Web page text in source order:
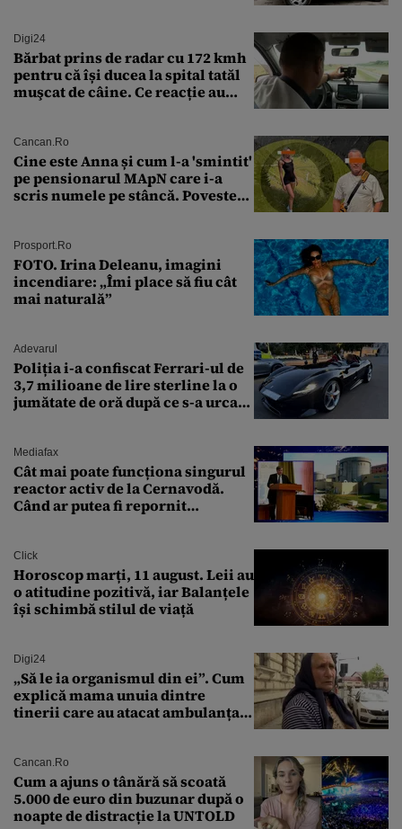
Digi24
Bărbat prins de radar cu 172 kmh
pentru că își ducea la spital tatăl
muşcat de câine. Ce reacție au
Cancan.ro
Cine este Anna și cum l-a 'smintit'
pe pensionarul MApN care i-a
scris numele pe stâncă. Povestea
Transfăgărășan
Prosport.ro
FOTO. Irina Deleanu, imagini
incendiare: „Îmi place să fiu cât
mai naturală”
Adevarul
Poliția i-a confiscat Ferrari-ul de
3,7 milioane de lire sterline la o
jumătate de oră după ce s-a urcat
Mediafax
Cât mai poate funcționa singurul
reactor activ de la Cernavodă.
Când ar putea fi repornit
Click
Horoscop marți, 11 august. Leii au
o atitudine pozitivă, iar Balanțele
își schimbă stilul de viață
Digi24
„Să le ia organismul din ei”. Cum
explică mama unuia dintre
tinerii care au atacat ambulanța
Cancan.ro
Cum a ajuns o tânără să scoată
5.000 de euro din buzunar după o
noapte de distracție la UNTOLD